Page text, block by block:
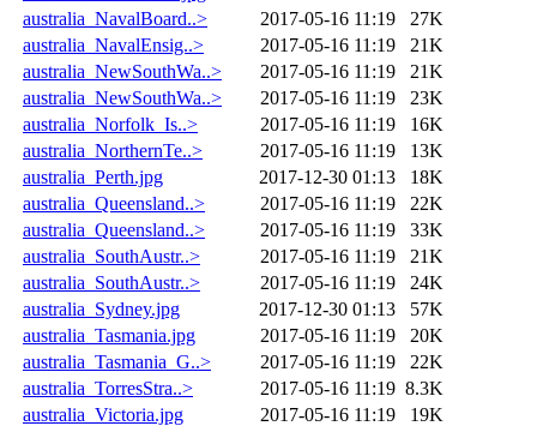
australia_NavalBoard..>
2017-05-16 11:19
27K
australia_NavalEnsig..>
2017-05-16 11:19
21K
australia_NewSouthWa..>
2017-05-16 11:19
21K
australia_NewSouthWa..>
2017-05-16 11:19
23K
australia_Norfolk_Is..>
2017-05-16 11:19
16K
australia_NorthernTe..>
2017-05-16 11:19
13K
australia_Perth.jpg
2017-12-30 01:13
18K
australia_Queensland..>
2017-05-16 11:19
22K
australia_Queensland..>
2017-05-16 11:19
33K
australia_SouthAustr..>
2017-05-16 11:19
21K
australia_SouthAustr..>
2017-05-16 11:19
24K
australia_Sydney.jpg
2017-12-30 01:13
57K
australia_Tasmania.jpg
2017-05-16 11:19
20K
australia_Tasmania_G..>
2017-05-16 11:19
22K
australia_TorresStra..>
2017-05-16 11:19 8.3K
australia_Victoria.jpg
2017-05-16 11:19
19K